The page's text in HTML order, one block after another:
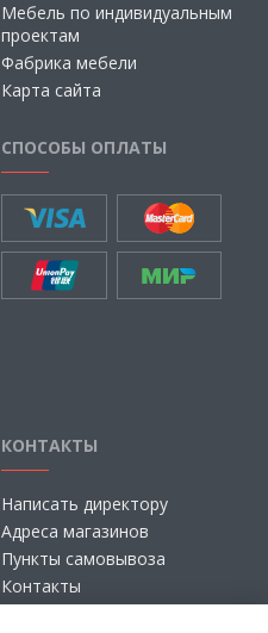
Мебель по индивидуальным
проектам
Фабрика мебели
Карта сайта
СПОСОБЫ ОПЛАТЫ
КОНТАКТЫ
Написать директору
Адреса магазинов
Пункты самовывоза
Контакты